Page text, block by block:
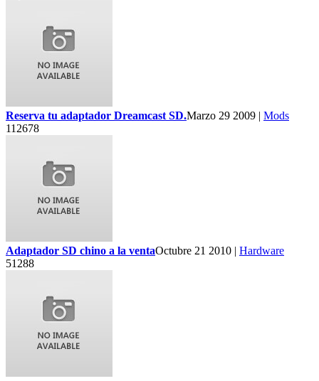
Reserva tu adaptador Dreamcast SD.Marzo 29 2009 | Mods
112678
Adaptador SD chino a la ventaOctubre 21 2010 | Hardware
51288